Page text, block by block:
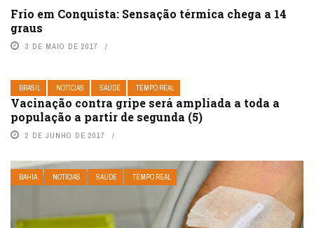
Frio em Conquista: Sensação térmica chega a 14
graus
3 DE MAIO DE 2017
BRASIL NOTÍCIAS SAÚDE TEMPO REAL
Vacinação contra gripe será ampliada a toda a
população a partir de segunda (5)
2 DE JUNHO DE 2017
BAHIA NOTÍCIAS SAÚDE TEMPO REAL